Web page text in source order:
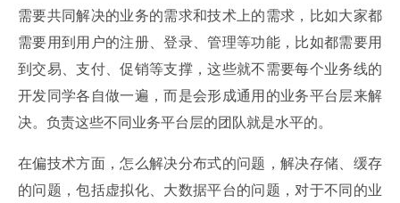
需要共同解决的业务的需求和技术上的需求，比如大家都
需要用到用户的注册、登录、管理等功能，比如都需要用
到交易、支付、促销等支撑，这些就不需要每个业务线的
开发同学各自做一遍，而是会形成通用的业务平台层来解
决。负责这些不同业务平台层的团队就是水平的。
在偏技术方面，怎么解决分布式的问题，解决存储、缓存
的问题，包括虚拟化、大数据平台的问题，对于不同的业